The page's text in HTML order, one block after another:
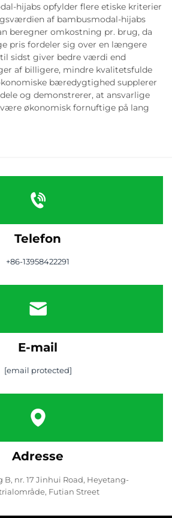
hijabs opfylder flere etiske kriterier
af bambusmodal-hijabs
beregner omkostning pr. brug, da
pris fordeler sig over en længere
sidst giver bedre værdi end
af billigere, mindre kvalitetsfulde
bæredygtighed supplerer
og demonstrerer, at ansvarlige
økonomisk fornuftige på lang
Telefon
+86-13958422291
E-mail
[email protected]
Adresse
B, nr. 17 Jinhui Road, Heyetang-
Futian Street